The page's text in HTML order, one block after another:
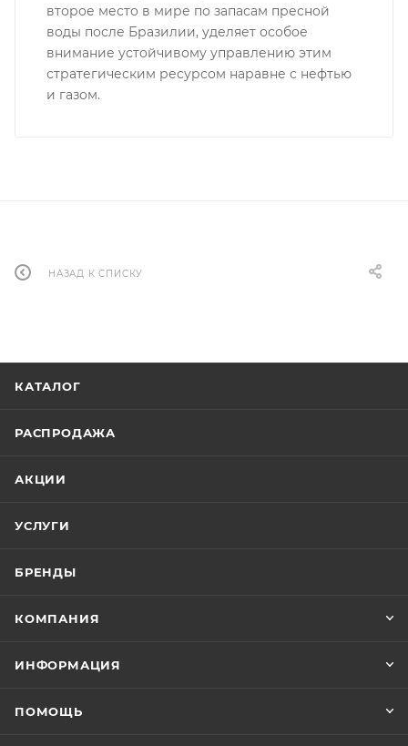
второе место в мире по запасам пресной
воды после Бразилии, уделяет особое
внимание устойчивому управлению этим
стратегическим ресурсом наравне с нефтью
и газом.
НАЗАД К СПИСКУ
КАТАЛОГ
РАСПРОДАЖА
АКЦИИ
УСЛУГИ
БРЕНДЫ
КОМПАНИЯ
ИНФОРМАЦИЯ
ПОМОЩЬ